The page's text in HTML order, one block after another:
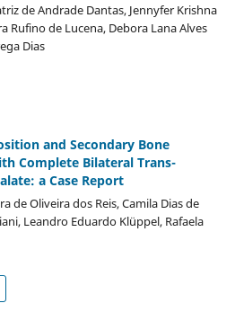
de Andrade Dantas, Jennyfer Krishna
Rufino de Lucena, Debora Lana Alves
Dias
and Secondary Bone
Complete Bilateral Trans-
a Case Report
de Oliveira dos Reis, Camila Dias de
Leandro Eduardo Klüppel, Rafaela